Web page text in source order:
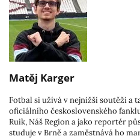
Matěj Karger
Fotbal si užívá v nejnižší soutěži a
oficiálního československého
Ruik, Náš Region a jako reportér
studuje v Brně a zaměstnává ho